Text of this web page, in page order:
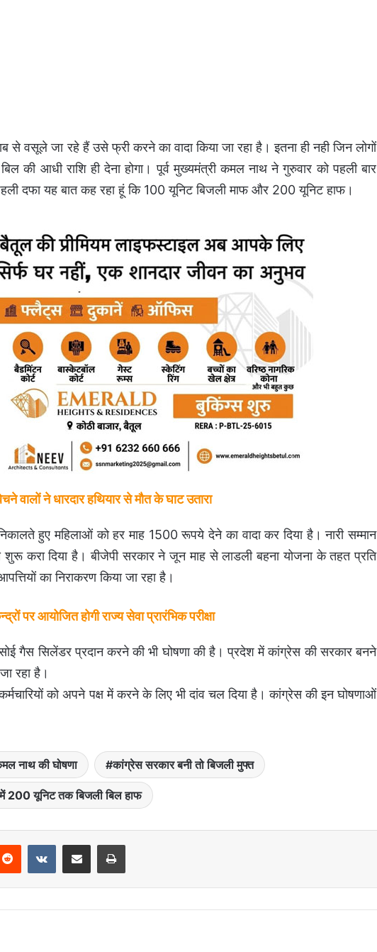
वसूले जा रहे हैं उसे फ्री करने का वादा किया जा रहा है। इतना ही नही जिन लोगों
आधी राशि ही देना होगा। पूर्व मुख्यमंत्री कमल नाथ ने गुरुवार को पहली बार
दफा यह बात कह रहा हूं कि 100 यूनिट बिजली माफ और 200 यूनिट हाफ।
ने धारदार हथियार से मौत के घाट उतारा
हुए महिलाओं को हर माह 1500 रूपये देने का वादा कर दिया है। नारी सम्मान
करा दिया है। बीजेपी सरकार ने जून माह से लाडली बहना योजना के तहत प्रति
का निराकरण किया जा रहा है।
आयोजित होगी राज्य सेवा प्रारंभिक परीक्षा
गैस सिलेंडर प्रदान करने की भी घोषणा की है। प्रदेश में कांग्रेस की सरकार बनने
रहा है।
को अपने पक्ष में करने के लिए भी दांव चल दिया है। कांग्रेस की इन घोषणाओं
नाथ की घोषणा कांग्रेस सरकार बनी तो बिजली मुफ्त
200 यूनिट तक बिजली बिल हाफ